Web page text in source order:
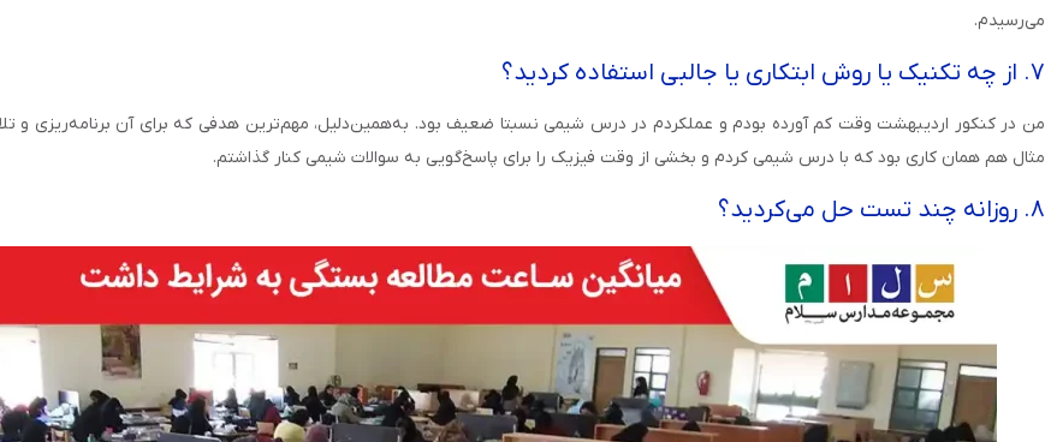
می‌رسیدم.
۷. از چه تکنیک یا روش ابتکاری یا جالبی استفاده کردید؟
من در کنکور اردیبهشت وقت کم آورده بودم و عملکردم در درس شیمی نسبتا ضعیف بود. به‌همین‌دلیل، مهم‌ترین هدفی که برای آن برنامه‌ریزی و
مثال هم همان کاری بود که با درس شیمی کردم و بخشی از وقت فیزیک را برای پاسخ‌گویی به سوالات شیمی کنار گذاشتم.
۸. روزانه چند تست حل می‌کردید؟